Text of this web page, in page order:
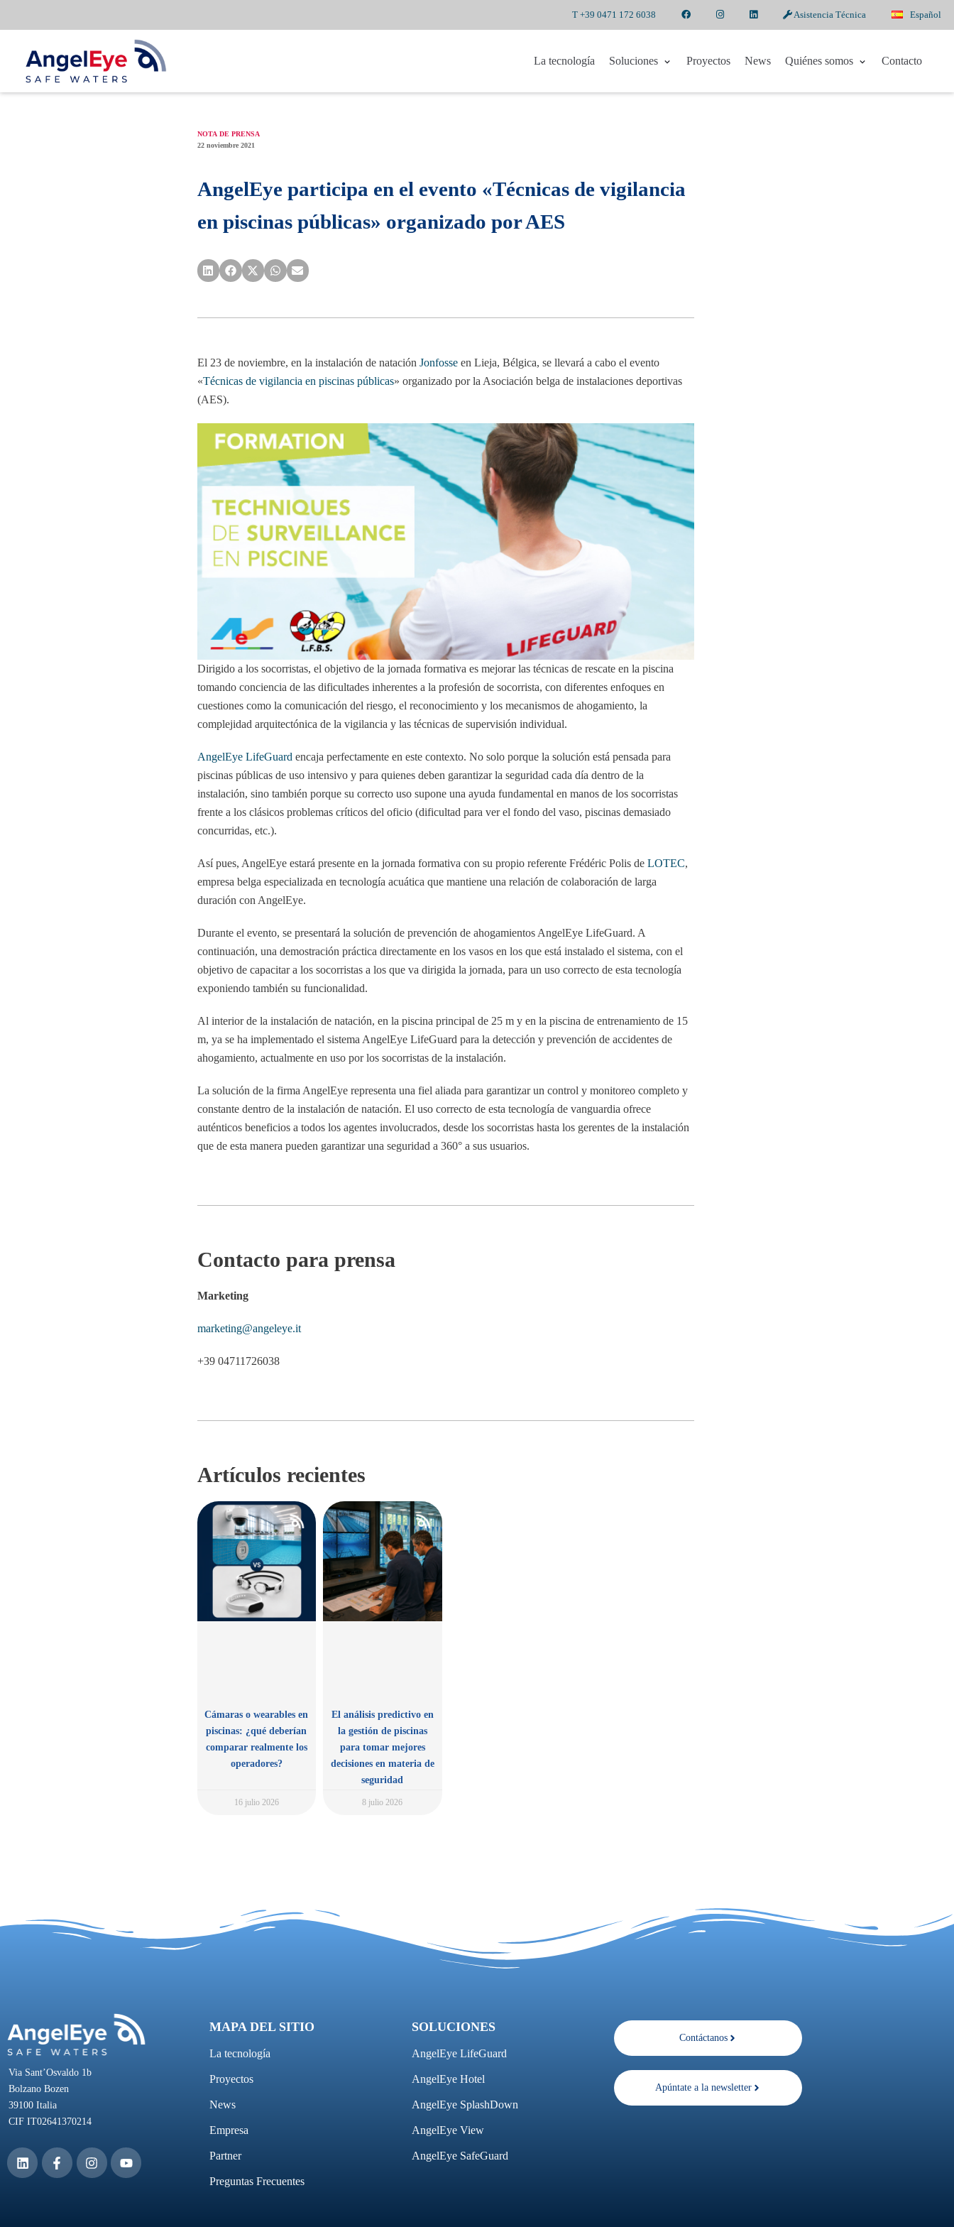
T +39 0471 172 6038 Asistencia Técnica Español
contenido
La tecnología Soluciones Proyectos News Quiénes somos Contacto
NOTA DE PRENSA
22 noviembre 2021
AngelEye participa en el evento «Técnicas de vigilancia
en piscinas públicas» organizado por AES
El 23 de noviembre, en la instalación de natación Jonfosseen Lieja, Bélgica, se llevará a cabo el evento
«Técnicas de vigilancia en piscinas públicas» organizado por la Asociación belga de instalaciones deportivas
(AES).
Dirigido a los socorristas, el objetivo de la jornada formativa es mejorar las técnicas de rescate en la piscina
tomando conciencia de las dificultades inherentes a la profesión de socorrista, con diferentes enfoques en
cuestiones como la comunicación del riesgo, el reconocimiento y los mecanismos de ahogamiento, la
complejidad arquitectónica de la vigilancia y las técnicas de supervisión individual.
AngelEye LifeGuard encaja perfectamente en este contexto. No solo porque la solución está pensada para
piscinas públicas de uso intensivo y para quienes deben garantizar la seguridad cada día dentro de la
instalación, sino también porque su correcto uso supone una ayuda fundamental en manos de los socorristas
frente a los clásicos problemas críticos del oficio (dificultad para ver el fondo del vaso, piscinas demasiado
concurridas, etc.).
Así pues, AngelEye estará presente en la jornada formativa con su propio referente Frédéric Polis de LOTEC,
empresa belga especializada en tecnología acuática que mantiene una relación de colaboración de larga
duración con AngelEye.
Durante el evento, se presentará la solución de prevención de ahogamientos AngelEye LifeGuard. A
continuación, una demostración práctica directamente en los vasos en los que está instalado el sistema, con el
objetivo de capacitar a los socorristas a los que va dirigida la jornada, para un uso correcto de esta tecnología
exponiendo también su funcionalidad.
Al interior de la instalación de natación, en la piscina principal de 25 m y en la piscina de entrenamiento de 15
m, ya se ha implementado el sistema AngelEye LifeGuard para la detección y prevención de accidentes de
ahogamiento, actualmente en uso por los socorristas de la instalación.
La solución de la firma AngelEye representa una fiel aliada para garantizar un control y monitoreo completo y
constante dentro de la instalación de natación. El uso correcto de esta tecnología de vanguardia ofrece
auténticos beneficios a todos los agentes involucrados, desde los socorristas hasta los gerentes de la instalación
que de esta manera pueden garantizar una seguridad a 360° a sus usuarios.
Contacto para prensa
Marketing
marketing@angeleye.it
+39 04711726038
Artículos recientes
Cámaras o wearables en
piscinas: ¿qué deberían
comparar realmente los
operadores?
16 julio 2026
El análisis predictivo en
la gestión de piscinas
para tomar mejores
decisiones en materia de
seguridad
8 julio 2026
Via Sant’Osvaldo 1b
Bolzano Bozen
39100 Italia
CIF IT02641370214
MAPA DEL SITIO
La tecnología
Proyectos
News
Empresa
Partner
Preguntas Frecuentes
SOLUCIONES
AngelEye LifeGuard
AngelEye Hotel
AngelEye SplashDown
AngelEye View
AngelEye SafeGuard
Contáctanos
Apúntate a la newsletter